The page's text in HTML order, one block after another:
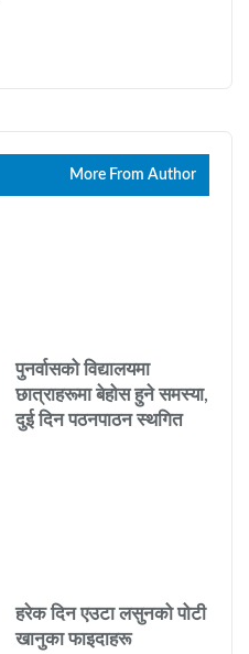
More From Author
पुनर्वासको विद्यालयमा
छात्राहरूमा बेहोस हुने समस्या,
दुई दिन पठनपाठन स्थगित
हरेक दिन एउटा लसुनको पोटी
खानुका फाइदाहरू